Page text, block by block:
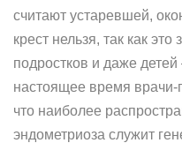
считают устаревшей,
крест нельзя, так как
подростков и даже
настоящее время врачи-
что наиболее
эндометриоза служит